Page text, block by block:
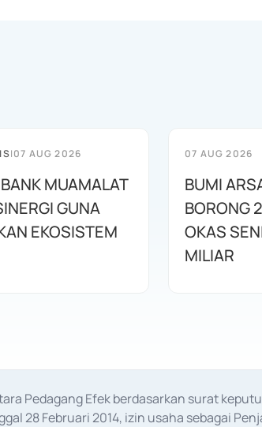
|07 AUG 2026
MUAMALAT
GUNA
EKOSISTEM
07 AUG 2026
BUMI
BORONG
OKAS
MILIAR
Pedagang Efek berdasarkan surat
28 Februari 2014, izin usaha sebagai